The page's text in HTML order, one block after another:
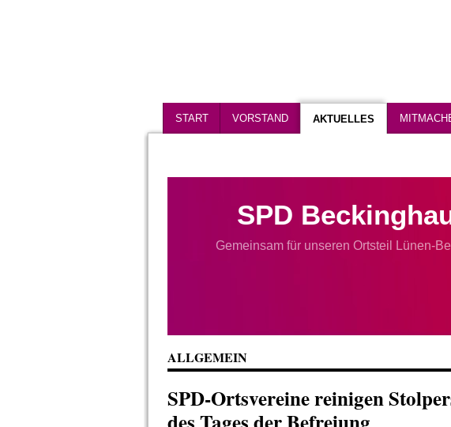
START VORSTAND AKTUELLES
SPD
Gemeinsam für unseren Ortsteil Lünen-
ALLGEMEIN
SPD-Ortsvereine reinigen